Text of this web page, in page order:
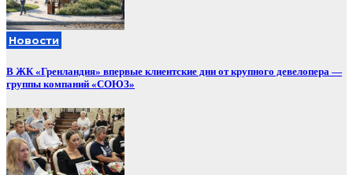
Новости
В ЖК «Гренландия» впервые клиентские дни от крупного девелопера —
группы компаний «СОЮЗ»